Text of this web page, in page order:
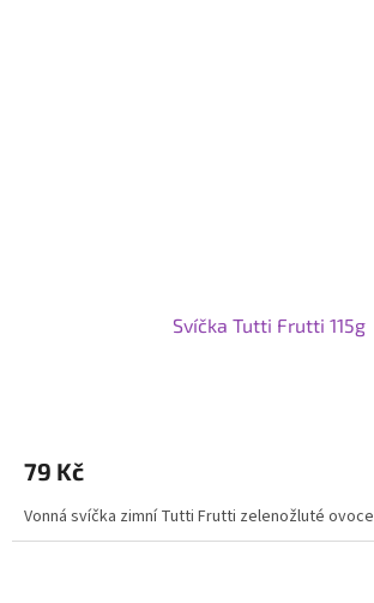
Svíčka Tutti Frutti 115g
79 Kč
Vonná svíčka zimní Tutti Frutti zelenožluté ovoce